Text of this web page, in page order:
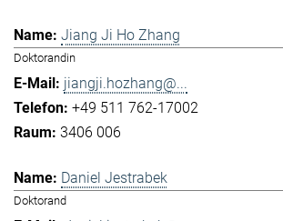
Jiang Ji Ho Zhang
Doktorandin
jiangji.hozhang@...
+49 511 762-17002
3406 006
Daniel Jestrabek
Doktorand